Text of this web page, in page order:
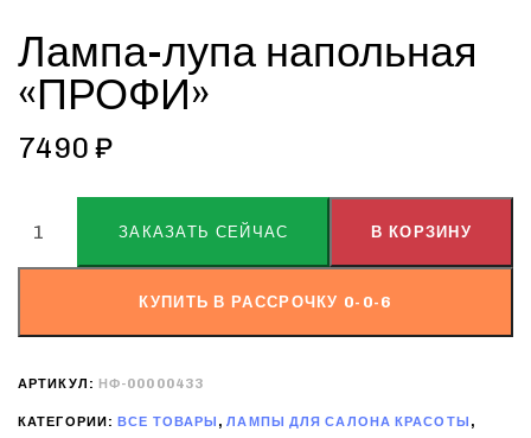
Лампа-лупа напольная
«ПРОФИ»
7490 ₽
ЗАКАЗАТЬ СЕЙЧАС В КОРЗИНУ
КУПИТЬ В РАССРОЧКУ 0-0-6
АРТИКУЛ: НФ-00000433
КАТЕГОРИИ: ВСЕ ТОВАРЫ ,ЛАМПЫ ДЛЯ САЛОНА КРАСОТЫ ,